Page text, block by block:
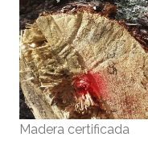
Madera certificada